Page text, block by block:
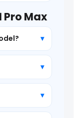
Pro Max